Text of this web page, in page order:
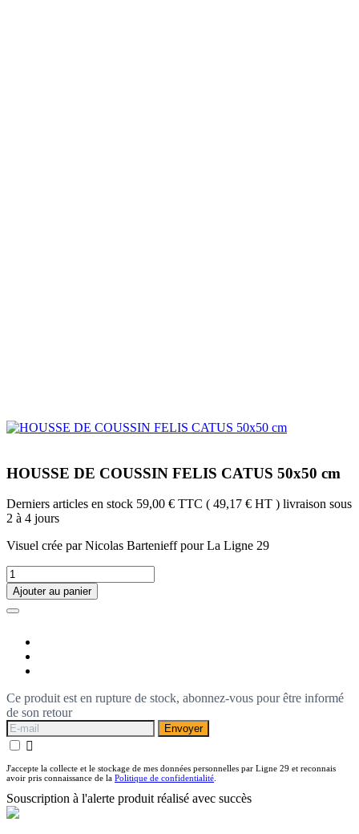
HOUSSE DE COUSSIN FELIS CATUS 50x50 cm
Derniers articles en stock 59,00 € TTC ( 49,17 € HT ) livraison sous
2 à 4 jours
Visuel crée par Nicolas Bartenieff pour La Ligne 29
Ajouter au panier
Ce produit est en rupture de stock, abonnez-vous pour être informé
de son retour
Envoyer

J'accepte la collecte et le stockage de mes données personnelles par Ligne 29 et reconnais
avoir pris connaissance de la Politique de confidentialité.
Souscription à l'alerte produit réalisé avec succès